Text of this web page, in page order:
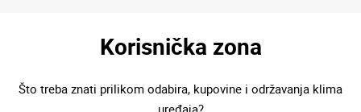
Korisnička zona
Što treba znati prilikom odabira, kupovine i održavanja klima
uređaja?